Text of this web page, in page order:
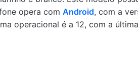
opera com Android, com a
operacional é a 12, com a